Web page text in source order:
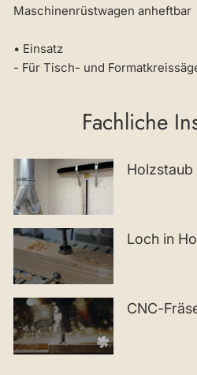
Maschinenrüstwagen anheftbar
• Einsatz
- Für Tisch- und
Fachliche
Holzstaub
Loch in
CNC-